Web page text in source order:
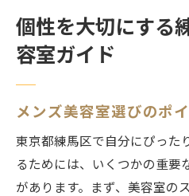
個性を大切にする
容室ガイド
メンズ美容室選びのポ
東京都練馬区で自分にぴった
るためには、いくつかの重要
があります。まず、美容室の